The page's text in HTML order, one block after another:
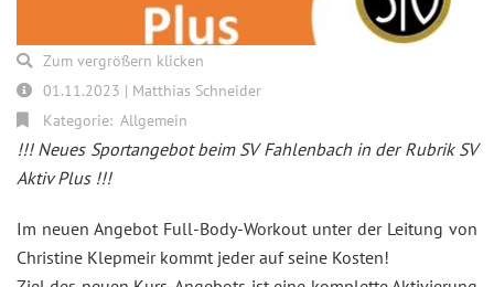
!!! Neues Sportangebot beim SV Fahlenbach in der Rubrik SV
Aktiv Plus !!!
Im neuen Angebot Full-Body-Workout unter der Leitung von
Christine Klepmeir kommt jeder auf seine Kosten!
Zum vergrößern klicken
01.11.2023 | Matthias Schneider
Kategorie: Allgemein